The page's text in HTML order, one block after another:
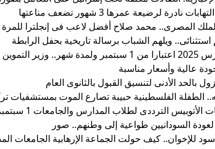
لرضيعة عمرها 3 شهور تضعف مناعتها
الملك المصرى.. محمد صلاح أفضل لاعب فى إنجلترا للمرة
انطلاق معارض أهلًا مدارس 2025 اعتبارا من 1
عالية وأسعار مناسبة
بالحد الأدنى لتنسيق القبول بالثانوى العام
الطفلة الفلسطينية حبيبة تصارع الموت بمستشفيات
الترددى لطلاب المدارس والجامعات 1 سبتمبر
السودانيين طواعية إلى وطنهم.. صور
للإخوان.. كيف حولت الجماعة الإرهابية الجامعات